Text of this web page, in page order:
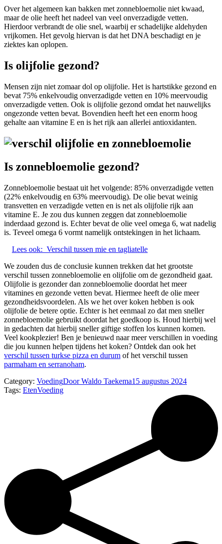
Over het algemeen kan bakken met zonnebloemolie niet kwaad,
maar de olie heeft het nadeel van veel onverzadigde vetten.
Hierdoor verbrandt de olie snel, waarbij er schadelijke aldehyden
vrijkomen. Het gevolg hiervan is dat het DNA beschadigt en je
ziektes kan oplopen.
Is olijfolie gezond?
Mensen zijn niet zomaar dol op olijfolie. Het is hartstikke gezond en
bevat 75% enkelvoudig onverzadigde vetten en 10% meervoudig
onverzadigde vetten. Ook is olijfolie gezond omdat het nauwelijks
ongezonde vetten bevat. Bovendien heeft het een enorm hoog
gehalte aan vitamine E en is het rijk aan allerlei antioxidanten.
Is zonnebloemolie gezond?
Zonnebloemolie bestaat uit het volgende: 85% onverzadigde vetten
(22% enkelvoudig en 63% meervoudig). De olie bevat weinig
transvetten en verzadigde vetten en is net als olijfolie rijk aan
vitamine E. Je zou dus kunnen zeggen dat zonnebloemolie
inderdaad gezond is. Echter bevat de olie veel omega 6, wat nadelig
is. Teveel omega 6 vormt namelijk ontstekingen in het lichaam.
Lees ook: Verschil tussen mie en tagliatelle
We zouden dus de conclusie kunnen trekken dat het grootste
verschil tussen zonnebloemolie en olijfolie om de gezondheid gaat.
Olijfolie is gezonder dan zonnebloemolie doordat het meer
vitamines en gezonde vetten bevat. Hiermee heeft de olie meer
gezondheidsvoordelen. Als we het over koken hebben is ook
olijfolie de betere optie. Echter is het eenmaal zo dat men sneller
zonnebloemolie gebruikt doordat het goedkoop is. Houd hierbij wel
in gedachten dat hierbij sneller giftige stoffen los kunnen komen.
Veel kookplezier! Ben je benieuwd naar meer verschillen in voeding
die jou kunnen helpen tijdens het koken? Ontdek dan ook het
verschil tussen turkse pizza en durum of het verschil tussen
parmaham en serranoham.
Category: VoedingDoorWaldo Taekema15 augustus 2024
Tags: EtenVoeding